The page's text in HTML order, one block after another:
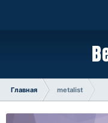
Главная metalist